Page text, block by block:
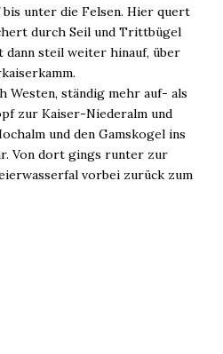
bis unter die Felsen. Hier quert
durch Seil und Trittbügel
dann steil weiter hinauf, über
Westen, ständig mehr auf- als
zur Kaiser-Niederalm und
und den Gamskogel ins
Von dort gings runter zur
vorbei zurück zum